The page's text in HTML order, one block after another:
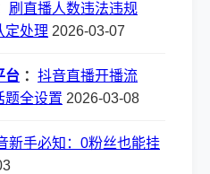
刷直播人数违法违规
定处理 2026-03-07
台 ： 抖音直播开播流
题全设置 2026-03-08
新手必知：0粉丝也能挂